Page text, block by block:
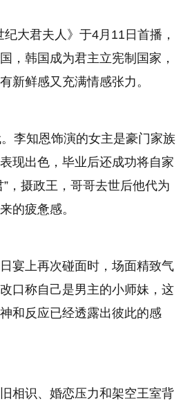
大君夫人》于4月11日首播，
，韩国成为君主立宪制国家，
新鲜感又充满情感张力。
李知恩饰演的女主是豪门家族
现出色，毕业后还成功将自家
，摄政王，哥哥去世后他代为
的疲惫感。
宴上再次碰面时，场面精致气
口称自己是男主的小师妹，这
和反应已经透露出彼此的感
相识、婚恋压力和架空王室背